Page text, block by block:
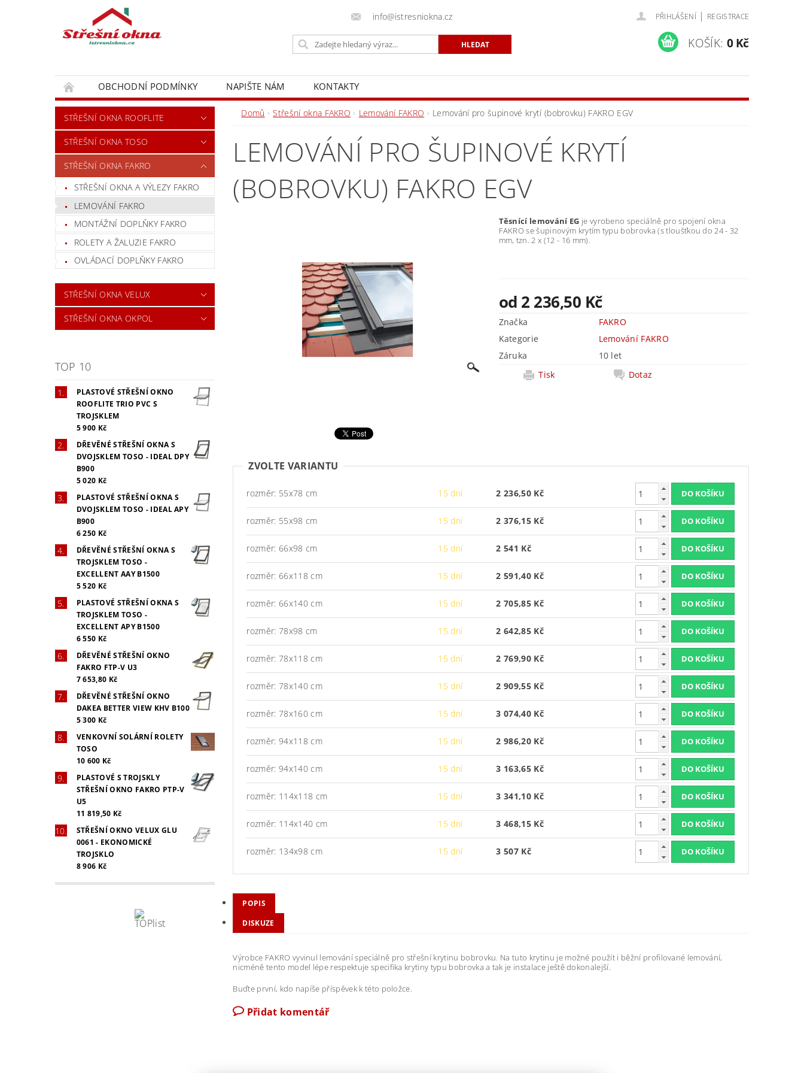
info@istresniokna.cz PŘIHLÁŠENÍ | REGISTRACE
KOŠÍK: 0 Kč
OBCHODNÍ PODMÍNKY NAPIŠTE NÁM KONTAKTY
STŘEŠNÍ OKNA ROOFLITE
STŘEŠNÍ OKNA TOSO
STŘEŠNÍ OKNA FAKRO
STŘEŠNÍ OKNA A VÝLEZY FAKRO
LEMOVÁNÍ FAKRO
MONTÁŽNÍ DOPLŇKY FAKRO
ROLETY A ŽALUZIE FAKRO
OVLÁDACÍ DOPLŇKY FAKRO
STŘEŠNÍ OKNA VELUX
STŘEŠNÍ OKNA OKPOL
TOP 10
PLASTOVÉ STŘEŠNÍ OKNO
ROOFLITE TRIO PVC S
TROJSKLEM
5 900 Kč
DŘEVĚNÉ STŘEŠNÍ OKNA S
DVOJSKLEM TOSO - IDEAL DPY
B900
5 020 Kč
PLASTOVÉ STŘEŠNÍ OKNA S
DVOJSKLEM TOSO - IDEAL APY
B900
6 250 Kč
DŘEVĚNÉ STŘEŠNÍ OKNA S
TROJSKLEM TOSO -
EXCELLENT AAY B1500
5 520 Kč
PLASTOVÉ STŘEŠNÍ OKNA S
TROJSKLEM TOSO -
EXCELLENT APY B1500
6 550 Kč
DŘEVĚNÉ STŘEŠNÍ OKNO
FAKRO FTP-V U3
7 653,80 Kč
DŘEVĚNÉ STŘEŠNÍ OKNO
DAKEA BETTER VIEW KHV B100
5 300 Kč
VENKOVNÍ SOLÁRNÍ ROLETY
TOSO
10 600 Kč
PLASTOVÉ S TROJSKLY
STŘEŠNÍ OKNO FAKRO PTP-V
U5
11 819,50 Kč
STŘEŠNÍ OKNO VELUX GLU
0061 - EKONOMICKÉ
TROJSKLO
8 906 Kč
Domů Střešní okna FAKRO Lemování FAKRO Lemování pro šupinové krytí (bobrovku) FAKRO EGV
LEMOVÁNÍ PRO ŠUPINOVÉ KRYTÍ
(BOBROVKU) FAKRO EGV
Těsnící lemování EG je vyrobeno speciálně pro spojení okna
FAKRO se šupinovým krytím typu bobrovka (s tloušťkou do 24 - 32
mm, tzn. 2 x (12 - 16 mm).
od 2 236,50 Kč
Značka
FAKRO
Kategorie
Lemování FAKRO
Záruka
10 let
Tisk
Dotaz
ZVOLTE VARIANTU
rozměr: 55x78 cm 15 dní 2 236,50 Kč
rozměr: 55x98 cm 15 dní 2 376,15 Kč
rozměr: 66x98 cm 15 dní 2 541 Kč
rozměr: 66x118 cm 15 dní 2 591,40 Kč
rozměr: 66x140 cm 15 dní 2 705,85 Kč
rozměr: 78x98 cm 15 dní 2 642,85 Kč
rozměr: 78x118 cm 15 dní 2 769,90 Kč
rozměr: 78x140 cm 15 dní 2 909,55 Kč
rozměr: 78x160 cm 15 dní 3 074,40 Kč
rozměr: 94x118 cm 15 dní 2 986,20 Kč
rozměr: 94x140 cm 15 dní 3 163,65 Kč
rozměr: 114x118 cm 15 dní 3 341,10 Kč
rozměr: 114x140 cm 15 dní 3 468,15 Kč
rozměr: 134x98 cm 15 dní 3 507 Kč
POPIS
DISKUZE
Výrobce FAKRO vyvinul lemování speciálně pro střešní krytinu bobrovku. Na tuto krytinu je možné použít i běžní profilované lemování,
nicméně tento model lépe respektuje specifika krytiny typu bobrovka a tak je instalace ještě dokonalejší.
Buďte první, kdo napíše příspěvek k této položce.
Přidat komentář